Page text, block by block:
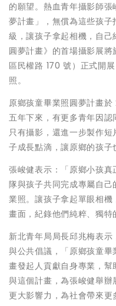
的願望。熱血青年攝影師
夢計畫」，無償為這些孩
級，讓孩子拿起相機，自
圓夢計畫》的首場攝影展
區民權路 170 號）正式開
照。
原鄉孩童畢業照圓夢計畫於
五年下來，有更多青年因
只有攝影，還進一步製作
子成長點滴，讓原鄉的孩子
張峻健表示：「原鄉小孩
隊與孩子共同完成專屬自
業照。讓孩子拿起單眼相
畫面，紀錄他們純粹、獨特
新北青年局局長邱兆梅表
與公共倡議，「原鄉孩童
畫發起人貢獻自身專業，
與這個計畫，為張峻健舉
更大影響力，為社會帶來更